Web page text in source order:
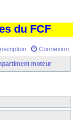
du FCF
Connexion
Inscription
moteur